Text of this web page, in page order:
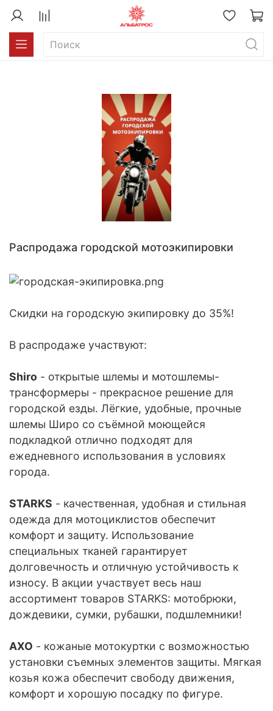
Распродажа городской мотоэкипировки
Скидки на городскую экипировку до 35%!
В распродаже участвуют:
Shiro - открытые шлемы и мотошлемы-
трансформеры - прекрасное решение для
городской езды. Лёгкие, удобные, прочные
шлемы Широ со съёмной моющейся
подкладкой отлично подходят для
ежедневного использования в условиях
города.
STARKS - качественная, удобная и стильная
одежда для мотоциклистов обеспечит
комфорт и защиту. Использование
специальных тканей гарантирует
долговечность и отличную устойчивость к
износу. В акции участвует весь наш
ассортимент товаров STARKS: мотобрюки,
дождевики, сумки, рубашки, подшлемники!
AXO - кожаные мотокуртки с возможностью
установки съемных элементов защиты. Мягкая
козья кожа обеспечит свободу движения,
комфорт и хорошую посадку по фигуре.